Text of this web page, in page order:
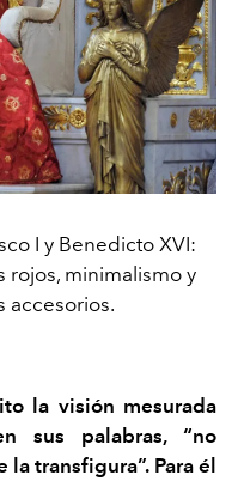
I y Benedicto XVI:
rojos, minimalismo y
accesorios.
la visión mesurada
sus palabras, “no
transfigura”. Para él